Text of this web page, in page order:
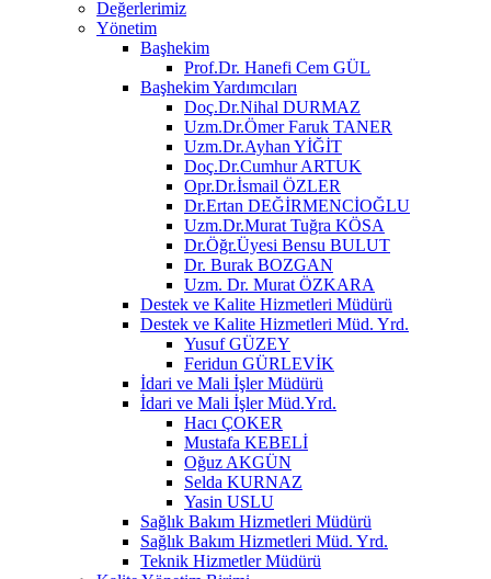
Değerlerimiz
Yönetim
Başhekim
Prof.Dr. Hanefi Cem GÜL
Başhekim Yardımcıları
Doç.Dr.Nihal DURMAZ
Uzm.Dr.Ömer Faruk TANER
Uzm.Dr.Ayhan YİĞİT
Doç.Dr.Cumhur ARTUK
Opr.Dr.İsmail ÖZLER
Dr.Ertan DEĞİRMENCİOĞLU
Uzm.Dr.Murat Tuğra KÖSA
Dr.Öğr.Üyesi Bensu BULUT
Dr. Burak BOZGAN
Uzm. Dr. Murat ÖZKARA
Destek ve Kalite Hizmetleri Müdürü
Destek ve Kalite Hizmetleri Müd. Yrd.
Yusuf GÜZEY
Feridun GÜRLEVİK
İdari ve Mali İşler Müdürü
İdari ve Mali İşler Müd.Yrd.
Hacı ÇOKER
Mustafa KEBELİ
Oğuz AKGÜN
Selda KURNAZ
Yasin USLU
Sağlık Bakım Hizmetleri Müdürü
Sağlık Bakım Hizmetleri Müd. Yrd.
Teknik Hizmetler Müdürü